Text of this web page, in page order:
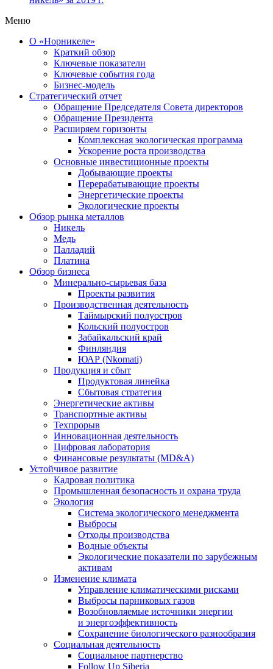
Меню
О «Норникеле»
Краткий обзор
Ключевые показатели
Ключевые события года
Бизнес-модель
Стратегический отчет
Обращение Председателя Совета директоров
Обращение Президента
Расширяем горизонты
Комплексная экологическая программа
Ускорение роста производства
Основные инвестиционные проекты
Добывающие проекты
Перерабатывающие проекты
Энергетические проекты
Экологические проекты
Обзор рынка металлов
Никель
Медь
Палладий
Платина
Обзор бизнеса
Минерально-сырьевая база
Проекты развития
Производственная деятельность
Таймырский полуостров
Кольский полуостров
Забайкальский край
Финляндия
ЮАР (Nkomati)
Продукция и сбыт
Продуктовая линейка
Сбытовая стратегия
Энергетические активы
Транспортные активы
Техпрорыв
Инновационная деятельность
Цифровая лаборатория
Финансовые результаты (MD&A)
Устойчивое развитие
Кадровая политика
Промышленная безопасность и охрана труда
Экология
Система экологического менеджмента
Выбросы
Отходы производства
Водные объекты
Экологические показатели по зарубежным
активам
Изменение климата
Управление климатическими рисками
Выбросы парниковых газов
Возобновляемые источники энергии
и энергоэффективность
Сохранение биологического разнообразия
Социальная деятельность
Социальное партнерство
Follow Up Siberia